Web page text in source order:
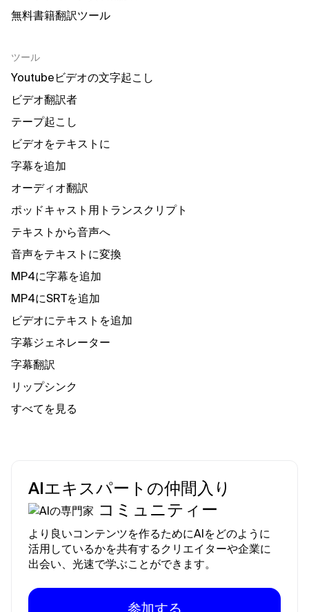
無料書籍翻訳ツール
ツール
Youtubeビデオの文字起こし
ビデオ翻訳者
テープ起こし
ビデオをテキストに
字幕を追加
オーディオ翻訳
ポッドキャスト用トランスクリプト
テキストから音声へ
音声をテキストに変換
MP4に字幕を追加
MP4にSRTを追加
ビデオにテキストを追加
字幕ジェネレーター
字幕翻訳
リップシンク
すべてを見る
AIエキスパートの仲間入り
コミュニティー
より良いコンテンツを作るためにAIをどのように
活用しているかを共有するクリエイターや企業に
出会い、光速で学ぶことができます。
参加する